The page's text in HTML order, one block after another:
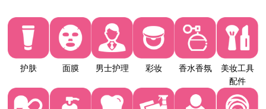
护肤 面膜 男士护理 彩妆 香水香氛
美妆工具
配件